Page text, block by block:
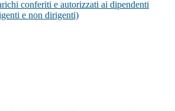
conferiti e autorizzati ai dipendenti
e non dirigenti)